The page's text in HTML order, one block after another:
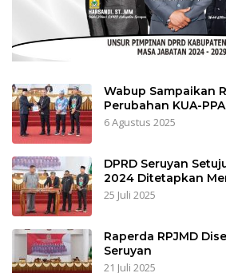
Wabup Sampaikan
Perubahan KUA-
6 Agustus 2025
DPRD Seruyan
2024 Ditetapkan
25 Juli 2025
Raperda RPJMD
Seruyan
21 Juli 2025